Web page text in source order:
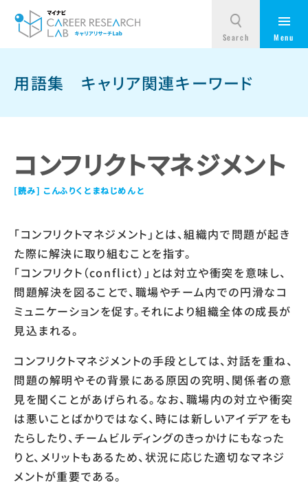
用語集 キャリア関連キーワード
コンフリクトマネジメント
こんふりくとまねじめんと
「コンフリクトマネジメント」とは、組織内で問題が起き
た際に解決に取り組むことを指す。
「コンフリクト（conflict）」とは対立や衝突を意味し、
問題解決を図ることで、職場やチーム内での円滑なコ
ミュニケーションを促す。それにより組織全体の成長が
見込まれる。
コンフリクトマネジメントの手段としては、対話を重ね、
問題の解明やその背景にある原因の究明、関係者の意
見を聞くことがあげられる。なお、職場内の対立や衝突
は悪いことばかりではなく、時には新しいアイデアをも
たらしたり、チームビルディングのきっかけにもなった
りと、メリットもあるため、状況に応じた適切なマネジ
メントが重要である。